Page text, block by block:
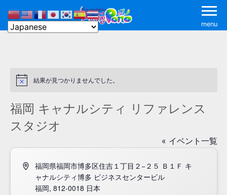
menu
Notice 結果が見つかりませんでした。
福岡 キャナルシティ リファレンス
スタジオ
« イベント一覧
Address福岡県福岡市博多区住吉１丁目２−２５ Ｂ１Ｆ キ
ャナルシティ博多 ビジネスセンタービル
福岡, 812-0018 日本